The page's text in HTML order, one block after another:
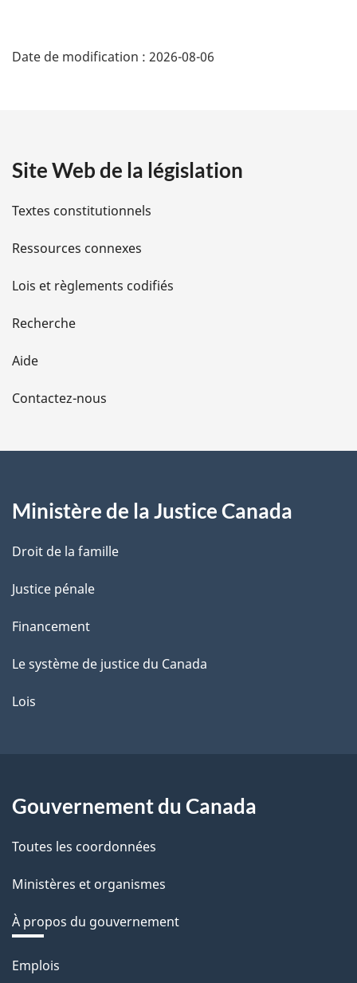
é
i
l
s
d
e
l
a
e
Date de modification : 2026-08-06
Site Web de la législation
Textes constitutionnels
Ressources connexes
Lois et règlements codifiés
Recherche
Aide
Contactez-nous
Ministère de la Justice Canada
Droit de la famille
Justice pénale
Financement
Le système de justice du Canada
Lois
Gouvernement du Canada
Toutes les coordonnées
Ministères et organismes
À propos du gouvernement
Thèmes
Emplois